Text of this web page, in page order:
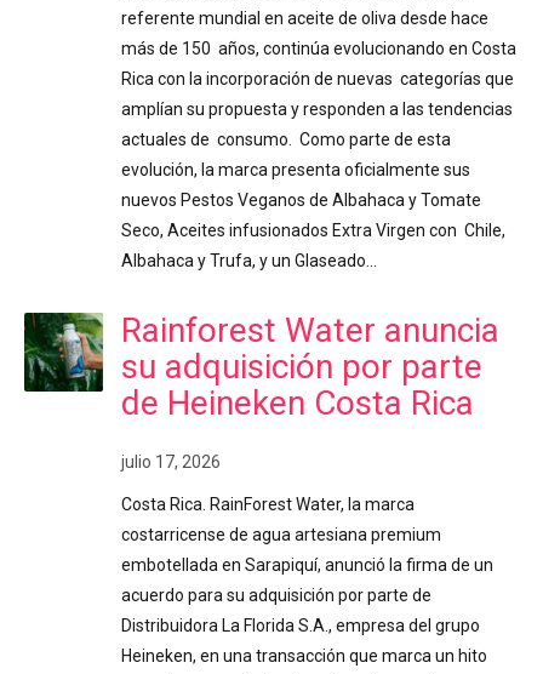
referente mundial en aceite de oliva desde hace
más de 150 años, continúa evolucionando en Costa
Rica con la incorporación de nuevas categorías que
amplían su propuesta y responden a las tendencias
actuales de consumo. Como parte de esta
evolución, la marca presenta oficialmente sus
nuevos Pestos Veganos de Albahaca y Tomate
Seco, Aceites infusionados Extra Virgen con Chile,
Albahaca y Trufa, y un Glaseado…
Rainforest Water anuncia
su adquisición por parte
de Heineken Costa Rica
julio 17, 2026
Costa Rica. RainForest Water, la marca
costarricense de agua artesiana premium
embotellada en Sarapiquí, anunció la firma de un
acuerdo para su adquisición por parte de
Distribuidora La Florida S.A., empresa del grupo
Heineken, en una transacción que marca un hito